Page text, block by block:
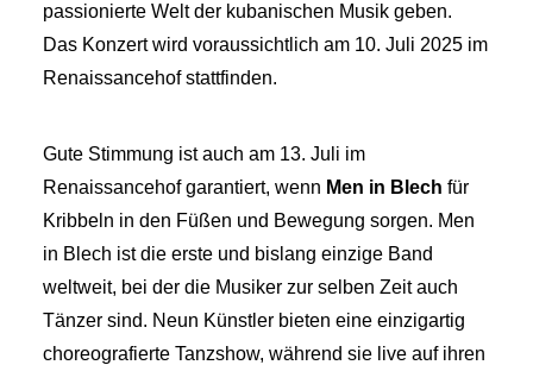
passionierte Welt der kubanischen Musik geben.
Das Konzert wird voraussichtlich am 10. Juli 2025 im
Renaissancehof stattfinden.
Gute Stimmung ist auch am 13. Juli im
Renaissancehof garantiert, wenn Men in Blech für
Kribbeln in den Füßen und Bewegung sorgen. Men
in Blech ist die erste und bislang einzige Band
weltweit, bei der die Musiker zur selben Zeit auch
Tänzer sind. Neun Künstler bieten eine einzigartig
choreografierte Tanzshow, während sie live auf ihren